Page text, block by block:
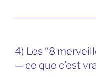
4) Les “8
— ce que c’est